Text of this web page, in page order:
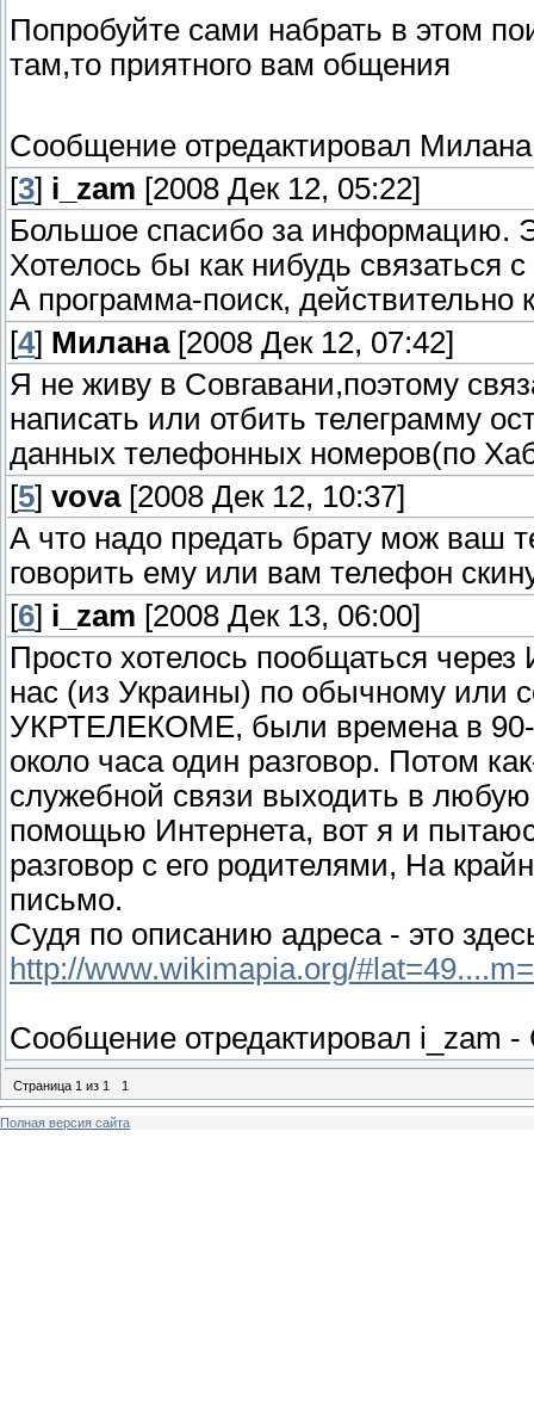
Попробуйте сами набрать в этом
там,то приятного вам общения
Сообщение отредактировал Милана
[3] i_zam [2008 Дек 12, 05:22]
Большое спасибо за информацию.
Хотелось бы как нибудь связаться
А программа-поиск, действительно
[4] Милана[2008 Дек 12, 07:42]
Я не живу в Совгавани,поэтому
написать или отбить телеграмму
данных телефонных номеров(по
[5] vova[2008 Дек 12, 10:37]
А что надо предать брату мож ваш
говорить ему или вам телефон
[6] i_zam [2008 Дек 13, 06:00]
Просто хотелось пообщаться через
нас (из Украины) по обычному или
УКРТЕЛЕКОМЕ, были времена в
около часа один разговор. Потом
служебной связи выходить в
помощью Интернета, вот я и
разговор с его родителями, На
письмо.
Судя по описанию адреса - это
http://www.wikimapia.org/
Сообщение отредактировал i_zam -
Страница 1 из 1 1
Полная версия сайта